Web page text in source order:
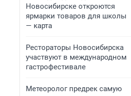
Новосибирске откроются
ярмарки товаров для школы
— карта
Рестораторы Новосибирска
участвуют в международном
гастрофестивале
Метеоролог предрек самую